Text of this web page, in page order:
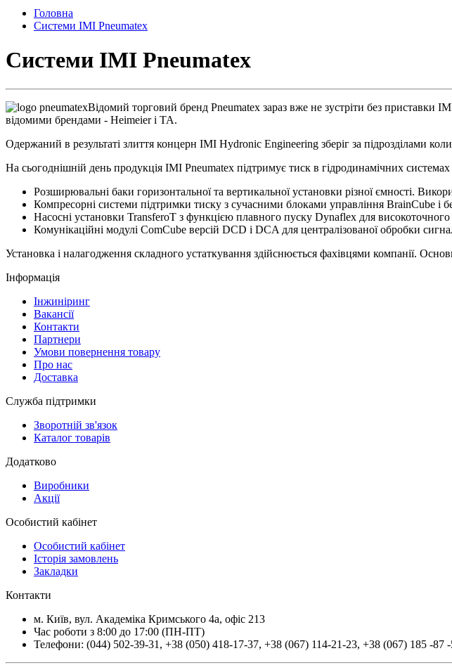
Головна
Системи IMI Pneumatex
Системи IMI Pneumatex
Відомий торговий бренд Pneumatex зараз вже не зустріти без приставки
відомими брендами - Heimeier і TA.
Одержаний в результаті злиття концерн IMI Hydronic Engineering зберіг за підрозділами
На сьогоднішній день продукція IMI Pneumatex підтримує тиск в гідродинамічних
Розширювальні баки горизонтальної та вертикальної установки різної ємності.
Компресорні системи підтримки тиску з сучасними блоками управління BrainCube
Насосні установки TransferoT з функцією плавного пуску Dynaflex для
Комунікаційні модулі ComCube версій DCD і DCA для централізованої обробки
Установка і налагодження складного устаткування здійснюється фахівцями компанії.
Інформація
Інжиніринг
Вакансії
Контакти
Партнери
Умови повернення товару
Про нас
Доставка
Служба підтримки
Зворотній зв'язок
Каталог товарів
Додатково
Виробники
Акції
Особистий кабінет
Особистий кабінет
Історія замовлень
Закладки
Контакти
м. Київ, вул. Академіка Кримського 4а, офіс 213
Час роботи з 8:00 до 17:00 (ПН-ПТ)
Телефони: (044) 502-39-31 , +38 (050) 418-17-37, +38 (067) 114-21-23, +38 (067) 185 -87